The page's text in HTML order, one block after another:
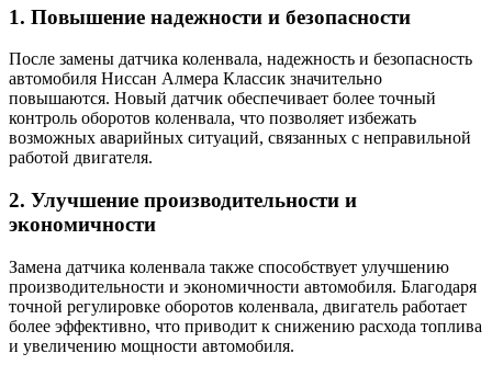
1. Повышение надежности и безопасности
После замены датчика коленвала, надежность и безопасность
автомобиля Ниссан Алмера Классик значительно
повышаются. Новый датчик обеспечивает более точный
контроль оборотов коленвала, что позволяет избежать
возможных аварийных ситуаций, связанных с неправильной
работой двигателя.
2. Улучшение производительности и
экономичности
Замена датчика коленвала также способствует улучшению
производительности и экономичности автомобиля. Благодаря
точной регулировке оборотов коленвала, двигатель работает
более эффективно, что приводит к снижению расхода топлива
и увеличению мощности автомобиля.